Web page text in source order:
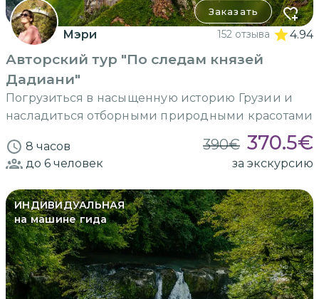
Заказать
Мэри 152 отзыва 4.94
Авторский тур "По следам князей
Дадиани"
Погрузиться в насыщенную историю Грузии и
насладиться отборными природными красотами
8 часов 390€ 370.5€
до 6 человек за экскурсию
ИНДИВИДУАЛЬНАЯ
на машине гида